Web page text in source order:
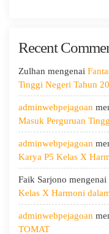
dan
Recent
Zulhan mengenai
Tinggi Negeri Tahun
adminwebpejagoan
Masuk Perguruan
adminwebpejagoan
Karya P5 Kelas X
Faik Sarjono mengenai
Kelas X Harmoni
adminwebpejagoan
TOMAT